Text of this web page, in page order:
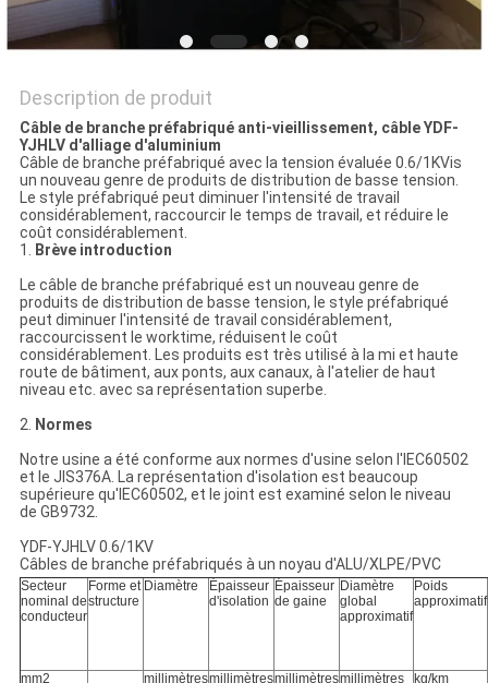
PLAN
DU
SITE
POLITIQUE
DE
CONFIDENTIALITÉ
Description de produit
Câble de branche préfabriqué anti-vieillissement, câble YDF-
YJHLV d'alliage d'aluminium
Câble de branche préfabriqué avec la tension évaluée 0.6/1KVis
un nouveau genre de produits de distribution de basse tension.
Le style préfabriqué peut diminuer l'intensité de travail
considérablement, raccourcir le temps de travail, et réduire le
coût considérablement.
1. Brève introduction
Le câble de branche préfabriqué est un nouveau genre de
produits de distribution de basse tension, le style préfabriqué
peut diminuer l'intensité de travail considérablement,
raccourcissent le worktime, réduisent le coût
considérablement. Les produits est très utilisé à la mi et haute
route de bâtiment, aux ponts, aux canaux, à l'atelier de haut
niveau etc. avec sa représentation superbe.
2. Normes
Notre usine a été conforme aux normes d'usine selon l'IEC60502
et le JIS376A. La représentation d'isolation est beaucoup
supérieure qu'IEC60502, et le joint est examiné selon le niveau
de GB9732.
YDF-YJHLV 0.6/1KV
Câbles de branche préfabriqués à un noyau d'ALU/XLPE/PVC
Secteur
nominal de
conducteur
Forme et
structure
Diamètre
Épaisseur
d'isolation
Épaisseur
de gaine
Diamètre
global
approximatif
Poids
approximatif
mm2
millimètresmillimètresmillimètresmillimètres kg/km